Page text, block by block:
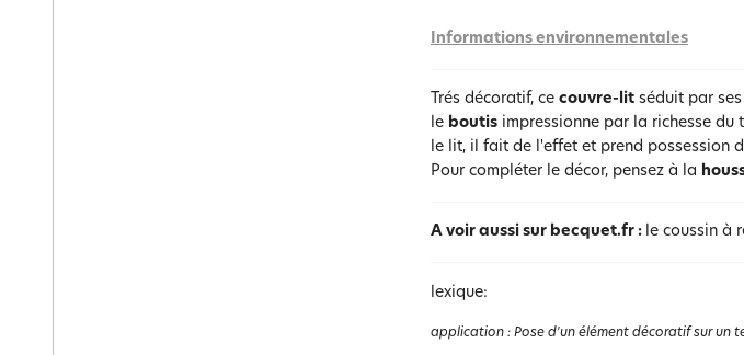
Informations environnementales
Trés décoratif, ce couvre-lit séduit par
le boutis impressionne par la richesse du
le lit, il fait de l'effet et prend possession
Pour compléter le décor, pensez à la
A voir aussi sur becquet.fr : le coussin à
lexique:
application : Pose d'un élément décoratif sur un